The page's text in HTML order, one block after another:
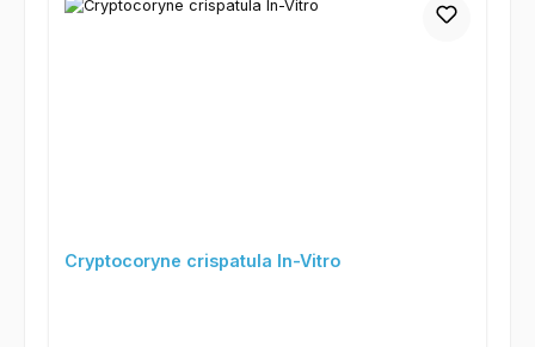
Cryptocoryne crispatula In-Vitro